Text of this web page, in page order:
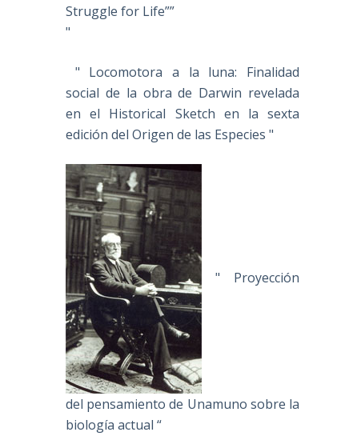
Struggle for Life””
"
" Locomotora a la luna: Finalidad
social de la obra de Darwin revelada
en el Historical Sketch en la sexta
edición del Origen de las Especies "
" Proyección
del pensamiento de Unamuno sobre la
biología actual “